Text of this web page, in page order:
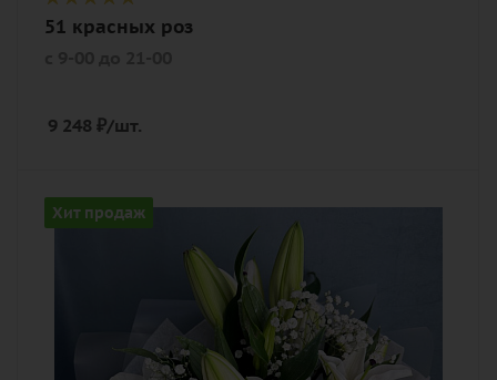
51 красных роз
9 248 ₽/шт.
Хит продаж
Количество
3
гипсофилы, лилия, лента,